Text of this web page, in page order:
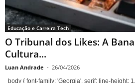
Educação e Carreira Tech
O Tribunal dos Likes: A
Cultura...
Luan Andrade - 26/04/2026
body { font-family: 'Georgia', serif; line-height: